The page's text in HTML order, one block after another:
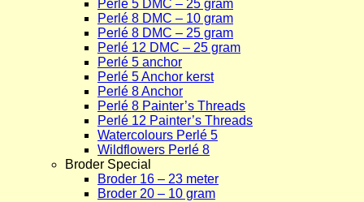
Perlé 5 DMC – 25 gram
Perlé 8 DMC – 10 gram
Perlé 8 DMC – 25 gram
Perlé 12 DMC – 25 gram
Perlé 5 anchor
Perlé 5 Anchor kerst
Perlé 8 Anchor
Perlé 8 Painter’s Threads
Perlé 12 Painter’s Threads
Watercolours Perlé 5
Wildflowers Perlé 8
Broder Special
Broder 16 – 23 meter
Broder 20 – 10 gram